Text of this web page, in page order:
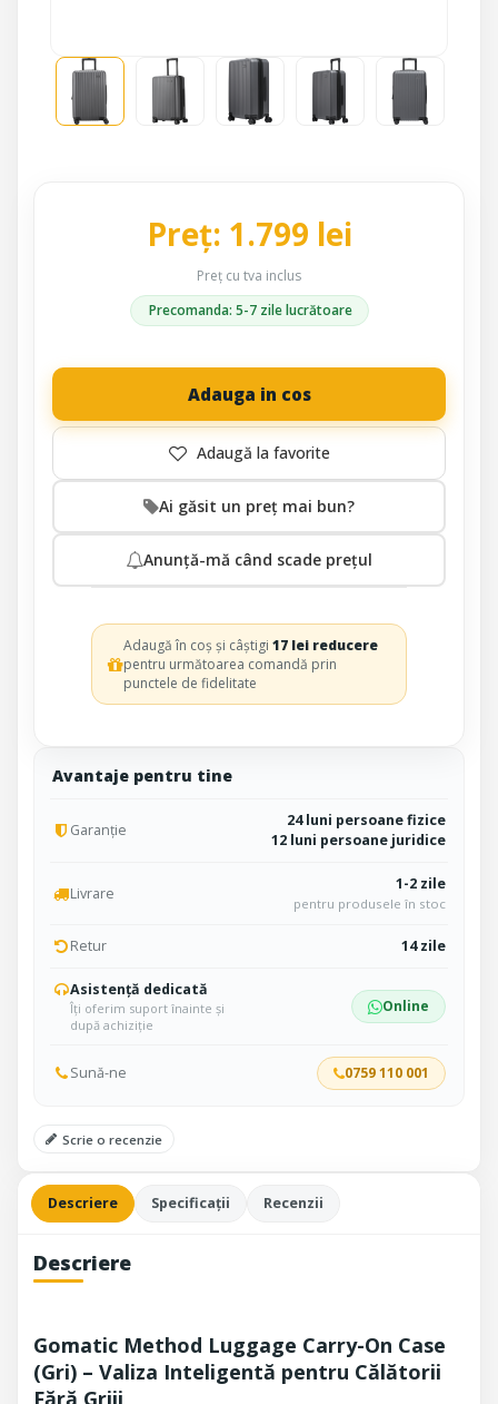
Avantaje pentru tine
Garanție
24 luni persoane fizice
12 luni persoane juridice
Livrare 1-2 zile
pentru produsele în stoc
Retur 14 zile
Asistență dedicată
Îți oferim suport înainte și
după achiziție
Online
Sună-ne 0759 110 001
Scrie o recenzie
Preț: 1.799 lei
Preț cu tva inclus
Precomanda: 5-7 zile lucrătoare
Adauga in cos
Ai găsit un preț mai bun?
Anunță-mă când scade prețul
Adaugă în coș și câștigi17 lei reducere
pentru următoarea comandă prin
punctele de fidelitate
Descriere Specificații Recenzii
Descriere
Gomatic Method Luggage Carry-On Case
(Gri) – Valiza Inteligentă pentru Călătorii
Fără Griji